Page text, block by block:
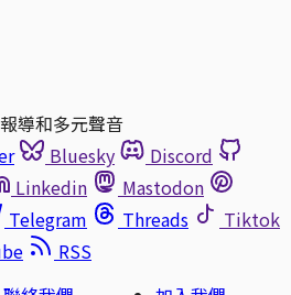
導和多元聲音
Bluesky
Discord
Linkedin
Mastodon
Telegram Threads
Tiktok
RSS